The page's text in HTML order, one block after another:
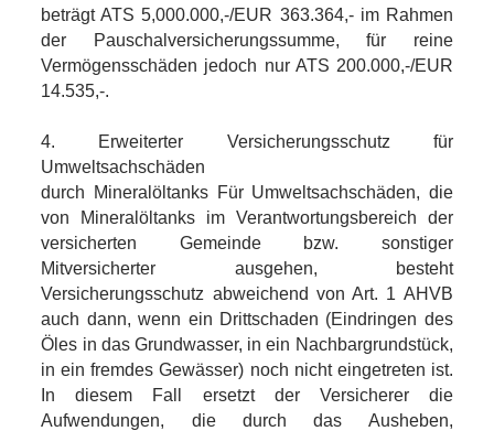
beträgt ATS 5,000.000,-/EUR 363.364,- im Rahmen
der Pauschalversicherungssumme, für reine
Vermögensschäden jedoch nur ATS 200.000,-/EUR
14.535,-.
4. Erweiterter Versicherungsschutz für
Umweltsachschäden
durch Mineralöltanks Für Umweltsachschäden, die
von Mineralöltanks im Verantwortungsbereich der
versicherten Gemeinde bzw. sonstiger
Mitversicherter ausgehen, besteht
Versicherungsschutz abweichend von Art. 1 AHVB
auch dann, wenn ein Drittschaden (Eindringen des
Öles in das Grundwasser, in ein Nachbargrundstück,
in ein fremdes Gewässer) noch nicht eingetreten ist.
In diesem Fall ersetzt der Versicherer die
Aufwendungen, die durch das Ausheben,